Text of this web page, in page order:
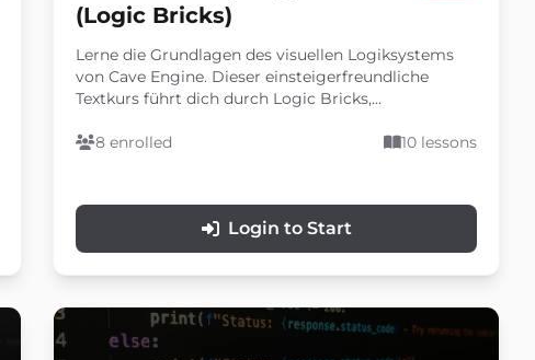
(Logic Bricks)
Lerne die Grundlagen des visuellen Logiksystems
von Cave Engine. Dieser einsteigerfreundliche
Textkurs führt dich durch Logic Bricks,
Gegenstände, UI-Zähler, Schaltflächen, Plattformen
8 enrolled 10 lessons
Login to Start